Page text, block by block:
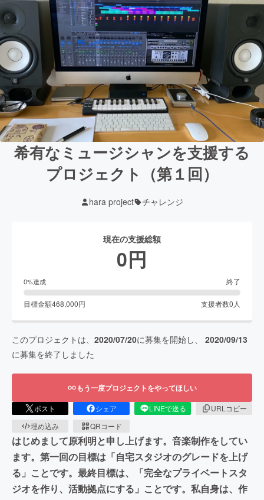
希有なミュージシャンを支援する
プロジェクト（第１回）
hara project チャレンジ
現在の支援総額
0円
0%達成 終了
目標金額468,000円 支援者数0 人
このプロジェクトは、 2020/07/20に募集を開始し、 2020/09/13
に募集を終了しました
もう一度プロジェクトをやってほしい
ポスト シェア LINEで送る
URLコピー
埋め込み
QRコード
はじめまして原利明と申し上げます。音楽制作をしてい
ます。第一回の目標は「自宅スタジオのグレードを上げ
る」ことです。最終目標は、「完全なプライベートスタ
ジオを作り、活動拠点にする」ことです。私自身は、作